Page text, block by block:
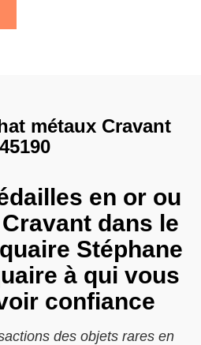
métaux Cravant
45190
en or ou
dans le
Stéphane
à qui vous
confiance
des objets rares en